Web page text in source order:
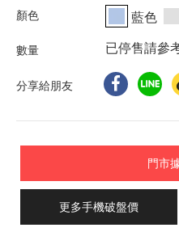
藍色
已停售請參
分享給朋友
門市
更多手機破盤價